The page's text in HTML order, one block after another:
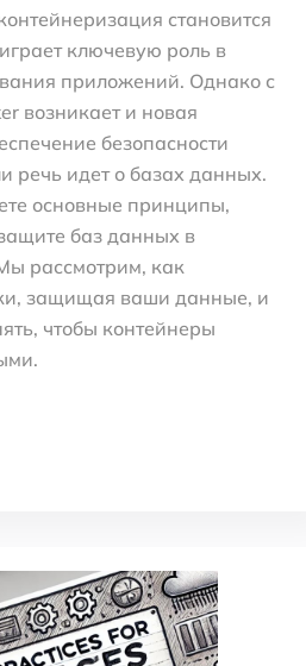
становится
ключевую роль в
приложений. Однако с
возникает и новая
безопасности
речь идет о базах данных.
основные принципы,
баз данных в
рассмотрим, как
защищая ваши данные, и
чтобы контейнеры